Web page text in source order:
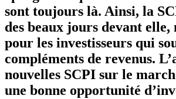
sont toujours là. Ainsi, la
des beaux jours devant elle,
pour les investisseurs qui
compléments de revenus.
nouvelles SCPI sur le
une bonne opportunité